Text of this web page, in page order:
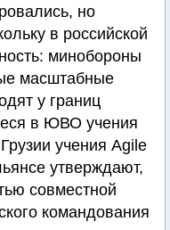
но
в российской
минобороны
масштабные
у границ
в ЮВО учения
учения Agile
утверждают,
совместной
командования